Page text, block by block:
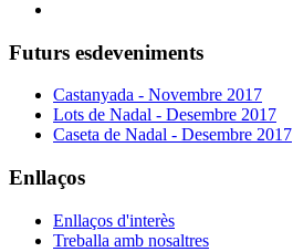
Futurs esdeveniments
Castanyada - Novembre 2017
Lots de Nadal - Desembre 2017
Caseta de Nadal - Desembre 2017
Enllaços
Enllaços d'interès
Treballa amb nosaltres